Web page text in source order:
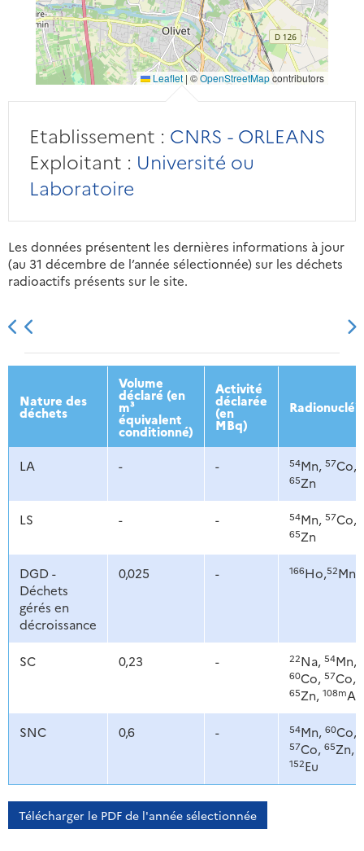
Leaflet | ©OpenStreetMapcontributors
Etablissement : CNRS - ORLEANS
Exploitant : Université ou
Laboratoire
Les données présentent les dernières informations à jour
(au 31 décembre de l’année sélectionnée) sur les déchets
radioactifs présents sur le site.
2013 2014 2015 2016
Nature des
déchets
Volume
déclaré (en
m³
équivalent
conditionné)
Activité
déclarée
(en
MBq)
LA - - 54Mn, 57Co,
65Zn
LS - - 54Mn, 57Co,
65Zn
DGD -
Déchets
gérés en
décroissance
0,025 - 166Ho,52Mn
SC 0,23 - 22Na, 54Mn,
60Co, 57Co,
65Zn, 108mAg
SNC 0,6 - 54Mn, 60Co,
57Co, 65Zn,
152Eu
Télécharger le PDF de l'année sélectionnée